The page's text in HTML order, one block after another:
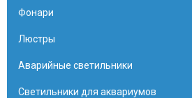
Фонари
Люстры
Аварийные светильники
Светильники для аквариумов